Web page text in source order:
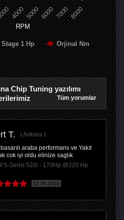
RPM
Stage 1 Hp
Orjinal Nm
40005000600070008000
Chip Tuning yazılımı
Tüm yorumlar
T.
Ankara
araba performans ve Yakıt
cok iyi oldu elinize saglık
5-Serisi 520i - 170Hp @220 Hp
22.06.2015